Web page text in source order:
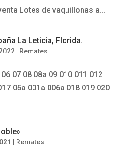
Lotes de vaquillonas a...
La Leticia, Florida.
| Remates
07 08 08a 09 010 011 012
05a 001a 006a 018 019 020
Remates